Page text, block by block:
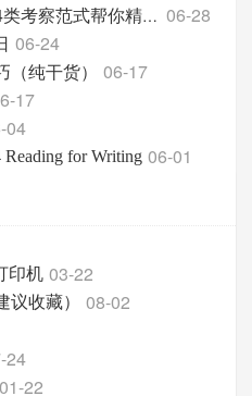
高中英语阅读总丢分？这4类考察范式帮你精准破题！ 06-28
06-24
纯干货） 06-17
17
04
for Writing 06-01
印机 03-22
收藏） 08-02
24
01-22